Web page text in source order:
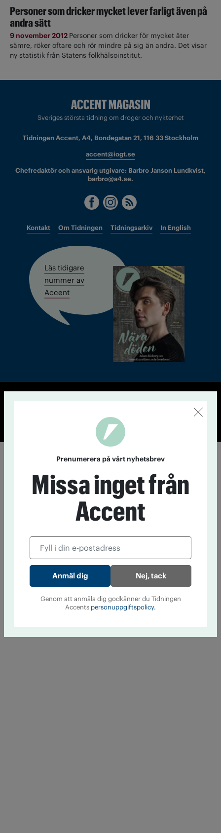
Personer som dricker mycket lever farligt även på
andra sätt
9 november 2012 Personer som dricker för mycket äter
sämre, röker oftare och rör mindre på sig än andra. Det visar
ny statistik från Statens folkhälsoinstitut.
Sveriges största tidning om droger och nykterhet
Tidningen Accent, A4, Bondegatan 21, 116 33 Stockholm
accent@iogt.se
Chefredaktör och ansvarig utgivare: Barbro Janson Lundkvist,
barbro@a4.se.
Kontakt Om Tidningen Tidningsarkiv In English
Läs tidigare
nummer av
Accent
Personuppgiftspolicy
Prenumerera på vårt nyhetsbrev
Missa inget från
Accent
Nej, tack
Genom att anmäla dig godkänner du Tidningen
Accents personuppgiftspolicy.